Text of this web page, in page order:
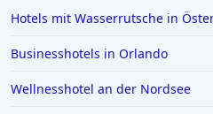
Familienhotels auf
Hotels mit Wasserrutsche in
Businesshotels in Orlando
Wellnesshotel an der Nordsee